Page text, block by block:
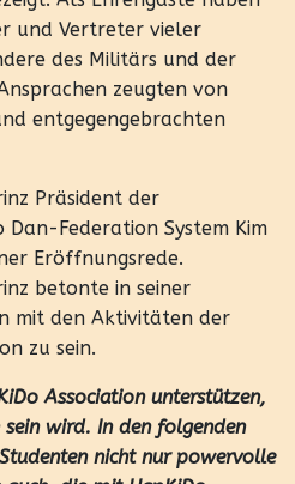
und Vertreter vieler
des Militärs und der
zeugten von
entgegengebrachten
Präsident der
Federation System Kim
Eröffnungsrede.
betonte in seiner
mit den Aktivitäten der
zu sein.
Association unterstützen,
wird. In den folgenden
nicht nur powervolle